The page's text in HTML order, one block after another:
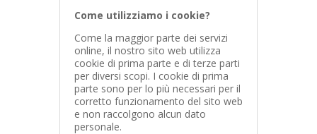
Come utilizziamo i cookie?
Come la maggior parte dei servizi
online, il nostro sito web utilizza
cookie di prima parte e di terze parti
per diversi scopi. I cookie di prima
parte sono per lo più necessari per il
corretto funzionamento del sito web
e non raccolgono alcun dato
personale.